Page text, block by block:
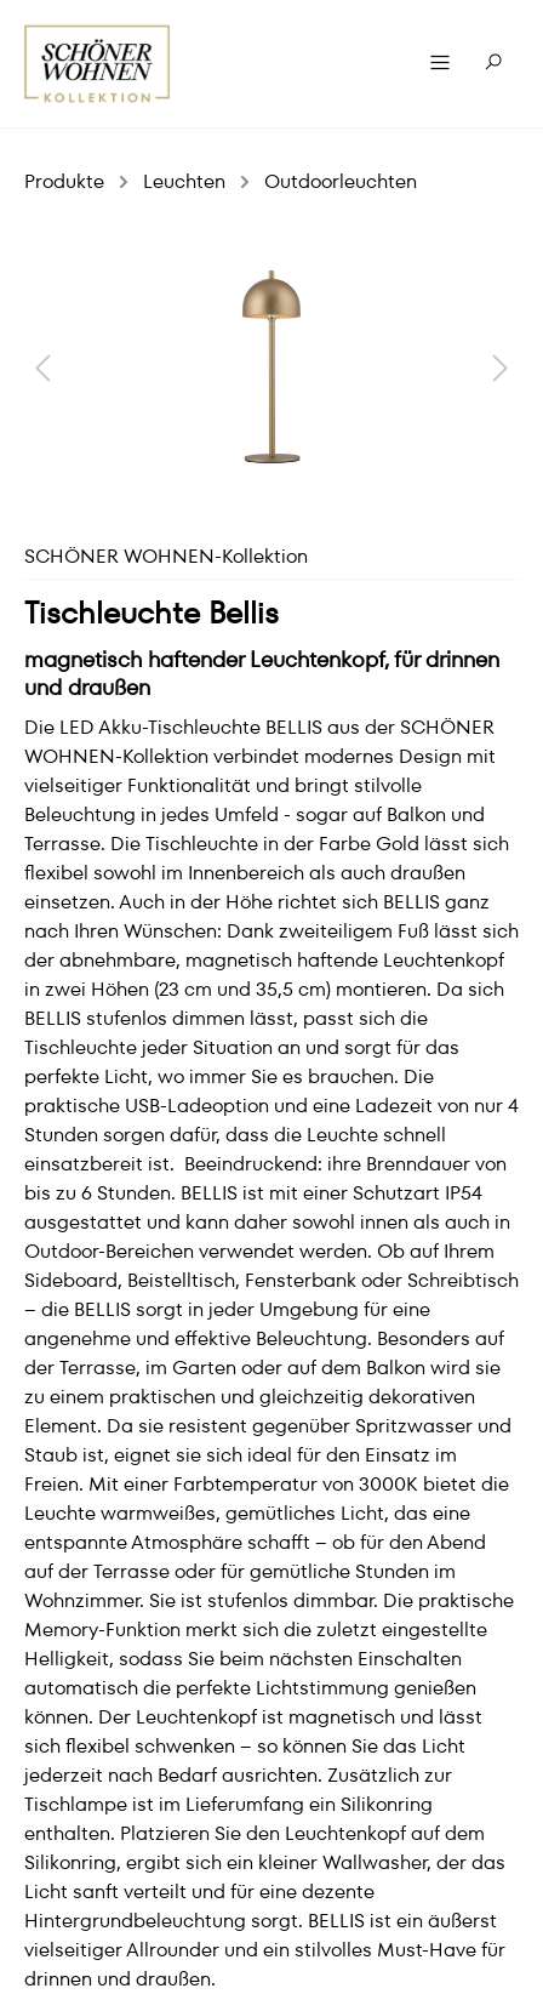
Produkte Leuchten Outdoorleuchten
SCHÖNER WOHNEN-Kollektion
Tischleuchte Bellis
magnetisch haftender Leuchtenkopf, für drinnen
und draußen
Die LED Akku-Tischleuchte BELLIS aus der SCHÖNER
WOHNEN-Kollektion verbindet modernes Design mit
vielseitiger Funktionalität und bringt stilvolle
Beleuchtung in jedes Umfeld - sogar auf Balkon und
Terrasse. Die Tischleuchte in der Farbe Gold lässt sich
flexibel sowohl im Innenbereich als auch draußen
einsetzen. Auch in der Höhe richtet sich BELLIS ganz
nach Ihren Wünschen: Dank zweiteiligem Fuß lässt sich
der abnehmbare, magnetisch haftende Leuchtenkopf
in zwei Höhen (23 cm und 35,5 cm) montieren. Da sich
BELLIS stufenlos dimmen lässt, passt sich die
Tischleuchte jeder Situation an und sorgt für das
perfekte Licht, wo immer Sie es brauchen. Die
praktische USB-Ladeoption und eine Ladezeit von nur 4
Stunden sorgen dafür, dass die Leuchte schnell
einsatzbereit ist. Beeindruckend: ihre Brenndauer von
bis zu 6 Stunden. BELLIS ist mit einer Schutzart IP54
ausgestattet und kann daher sowohl innen als auch in
Outdoor-Bereichen verwendet werden. Ob auf Ihrem
Sideboard, Beistelltisch, Fensterbank oder Schreibtisch
– die BELLIS sorgt in jeder Umgebung für eine
angenehme und effektive Beleuchtung. Besonders auf
der Terrasse, im Garten oder auf dem Balkon wird sie
zu einem praktischen und gleichzeitig dekorativen
Element. Da sie resistent gegenüber Spritzwasser und
Staub ist, eignet sie sich ideal für den Einsatz im
Freien. Mit einer Farbtemperatur von 3000K bietet die
Leuchte warmweißes, gemütliches Licht, das eine
entspannte Atmosphäre schafft – ob für den Abend
auf der Terrasse oder für gemütliche Stunden im
Wohnzimmer. Sie ist stufenlos dimmbar. Die praktische
Memory-Funktion merkt sich die zuletzt eingestellte
Helligkeit, sodass Sie beim nächsten Einschalten
automatisch die perfekte Lichtstimmung genießen
können. Der Leuchtenkopf ist magnetisch und lässt
sich flexibel schwenken – so können Sie das Licht
jederzeit nach Bedarf ausrichten. Zusätzlich zur
Tischlampe ist im Lieferumfang ein Silikonring
enthalten. Platzieren Sie den Leuchtenkopf auf dem
Silikonring, ergibt sich ein kleiner Wallwasher, der das
Licht sanft verteilt und für eine dezente
Hintergrundbeleuchtung sorgt. BELLIS ist ein äußerst
vielseitiger Allrounder und ein stilvolles Must-Have für
drinnen und draußen.